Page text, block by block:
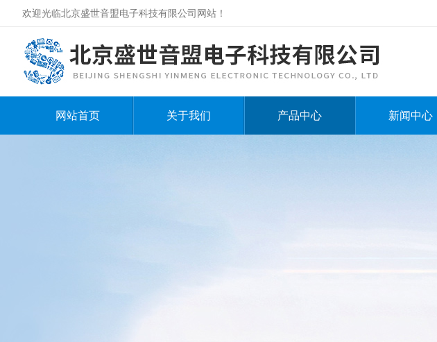
欢迎光临北京盛世音盟电子科技有限公司网站！
网站首页 关于我们 产品中心 新闻中心